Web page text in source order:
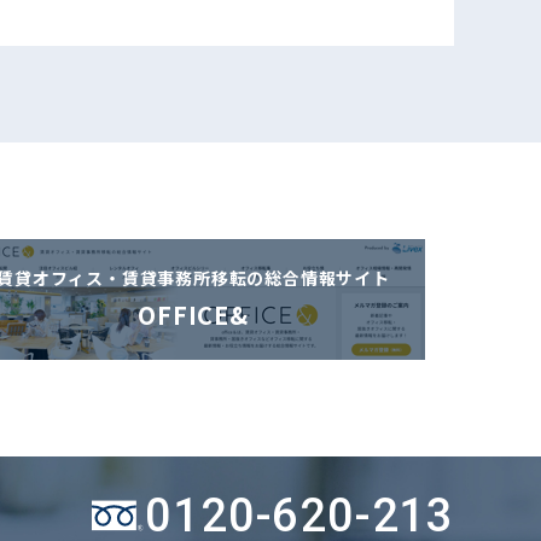
貸オフィス・賃貸事務所移転の総合情報サイト
OFFICE&
0120-620-213